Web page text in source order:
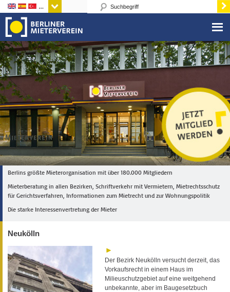
Sprachen
Berlins größte Mieterorganisation mit über 180.000 Mitgliedern
Mieterberatung in allen Bezirken, Schriftverkehr mit Vermietern, Mietrechtsschutz
für Gerichtsverfahren, Informationen zum Mietrecht und zur Wohnungspolitik
Die starke Interessenvertretung der Mieter
Neukölln
Der Bezirk Neukölln versucht derzeit, das
Vorkaufsrecht in einem Haus im
Milieuschutzgebiet auf eine weitgehend
unbekannte, aber im Baugesetzbuch